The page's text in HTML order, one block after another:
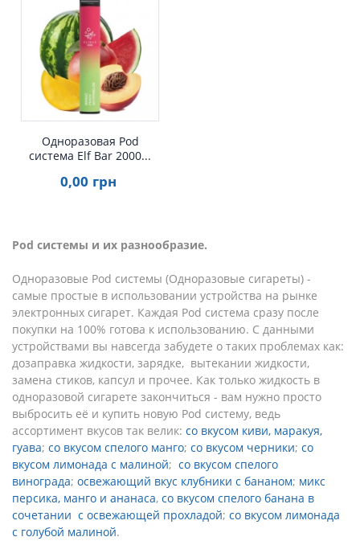
Одноразовая Pod
система Elf Bar 2000...
0,00 грн
Pod системы и их разнообразие.
Одноразовые Pod системы (Одноразовые сигареты) -
самые простые в использовании устройства на рынке
электронных сигарет. Каждая Pod система сразу после
покупки на 100% готова к использованию. С данными
устройствами вы навсегда забудете о таких проблемах как:
дозаправка жидкости, зарядке, вытекании жидкости,
замена стиков, капсул и прочее. Как только жидкость в
одноразовой сигарете закончиться - вам нужно просто
выбросить её и купить новую Pod систему, ведь
ассортимент вкусов так велик: со вкусом киви, маракуя,
гуава; со вкусом спелого манго; со вкусом черники; со
вкусом лимонада с малиной; со вкусом спелого
винограда; освежающий вкус клубники с бананом; микс
персика, манго и ананаса, со вкусом спелого банана в
сочетании с освежающей прохладой; со вкусом лимонада
с голубой малиной.